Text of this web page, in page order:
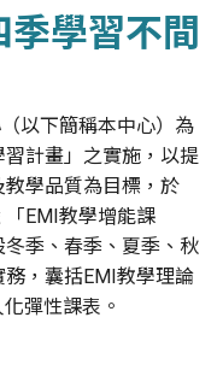
季學習不間
以下簡稱本中心）為
計畫」之實施，以提
學品質為目標，於
EMI教學增能課
季、春季、夏季、秋
，囊括EMI教學理論
彈性課表。